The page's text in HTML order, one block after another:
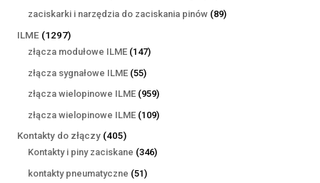
produktów
zaciskarki i narzędzia do zaciskania pinów 8989
ILME 12971297
produktów
złącza modułowe ILME 147147
złącza sygnałowe ILME 5555
produktów
złącza wielopinowe ILME 959959
produktów
złącza wielopinowe ILME 109109
Kontakty do złączy 405405
produktów
Kontakty i piny zaciskane 346346
kontakty pneumatyczne 5151